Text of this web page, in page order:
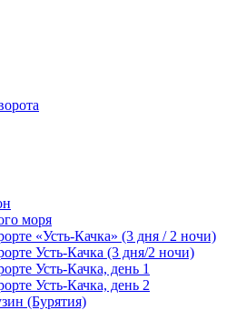
моря
«Усть-Качка» (3 дня / 2 ночи)
Усть-Качка (3 дня/2 ночи)
Усть-Качка, день 1
Усть-Качка, день 2
(Бурятия)